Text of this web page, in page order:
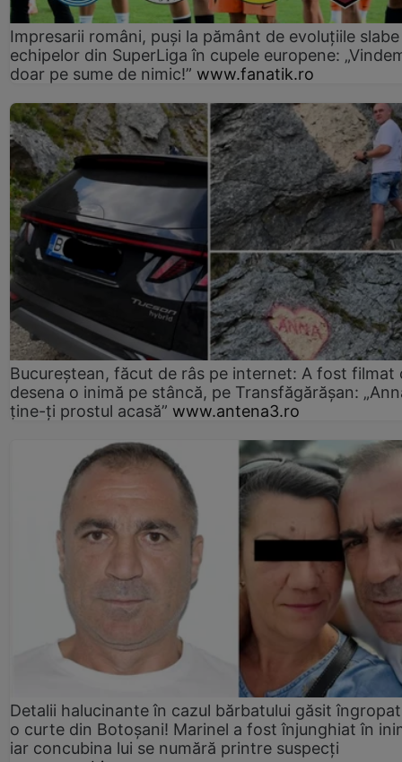
Impresarii români, puși la pământ de evoluțiile slabe
echipelor din SuperLiga în cupele europene:
doar pe sume de nimic!” www.fanatik.ro
Bucureștean, făcut de râs pe internet: A fost filmat
desena o inimă pe stâncă, pe Transfăgărășan:
ține-ți prostul acasă” www.antena3.ro
Detalii halucinante în cazul bărbatului găsit
o curte din Botoșani! Marinel a fost înjunghiat în
iar concubina lui se numără printre suspecți